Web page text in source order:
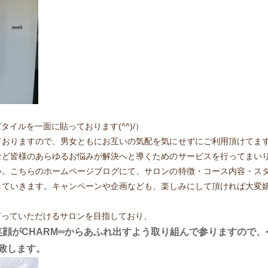
イルを一面に貼っております(^^)/）
りますので、男女ともにお互いの気配を気にせずにご利用頂けてま
皆様のあらゆるお悩みが解決へと導くためのサービスを行ってまい
こちらのホームページブログにて、サロンの特徴・コース内容・ス
いきます。キャンペーンや企画なども、楽しみにして頂ければ大変
ていただけるサロンを目指しており、
がCHARM∞からあふれ出すよう取り組んで参りますので、
します。